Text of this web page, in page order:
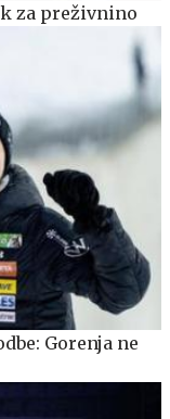
za preživnino
Gorenja ne